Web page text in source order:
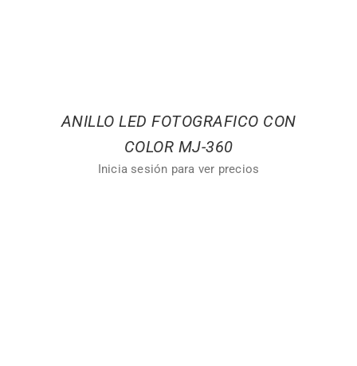
ANILLO LED FOTOGRAFICO CON
COLOR MJ-360
Inicia sesión para ver precios